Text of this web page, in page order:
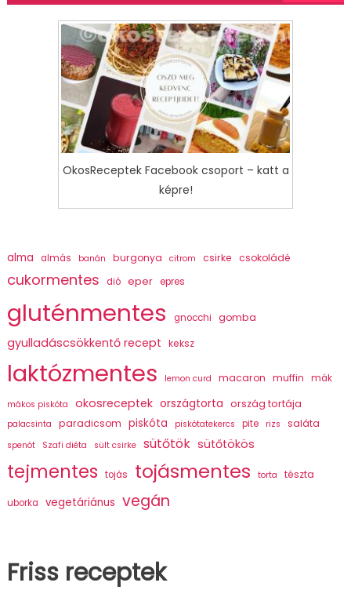
OkosReceptek Facebook csoport – katt a
képre!
alma almás banán burgonya citrom csirke csokoládé
cukormentes dió eper epres
gluténmentes gnocchi gomba
gyulladáscsökkentő recept keksz
laktózmentes lemon curd macaron muffin mák
mákos piskóta okosreceptek országtorta ország tortája
palacsinta paradicsom piskóta piskótatekercs pite rizs saláta
spenót Szafi diéta sült csirke sütőtök sütőtökös
tejmentes tojás tojásmentes torta tészta
uborka vegetáriánus vegán
Friss receptek